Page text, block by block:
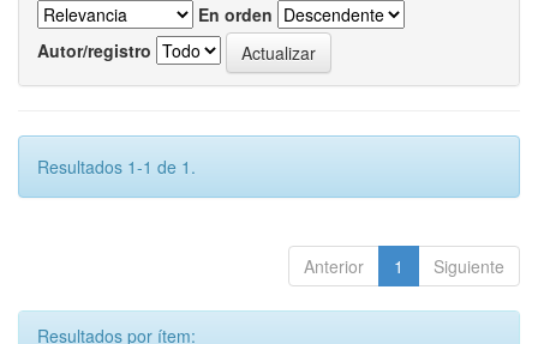
En orden
Autor/registro
Resultados 1-1 de 1.
Anterior 1 Siguiente
Resultados por ítem: